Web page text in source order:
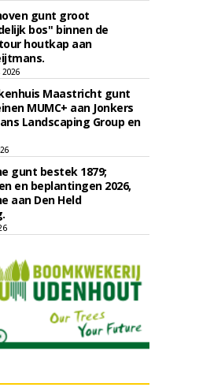
gunt groot
bos'' binnen de
houtkap aan
Maastricht gunt
MUMC+ aan Jonkers
Landscaping Group en
gunt bestek 1879;
en beplantingen 2026,
aan Den Held